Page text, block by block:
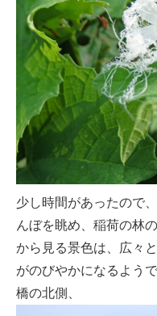
少し時間があったので
んぼを眺め、稲荷の林
から見る景色は、広々
がのびやかになるようで
橋の北側、